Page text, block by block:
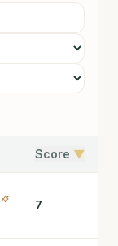
Score ▼
7